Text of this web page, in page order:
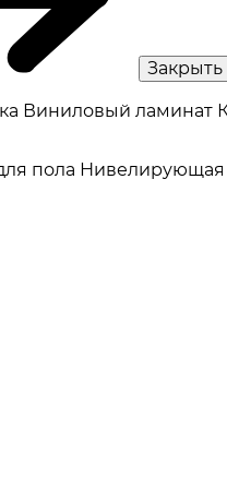
Закрыть
Виниловый ламинат
пола Нивелирующая